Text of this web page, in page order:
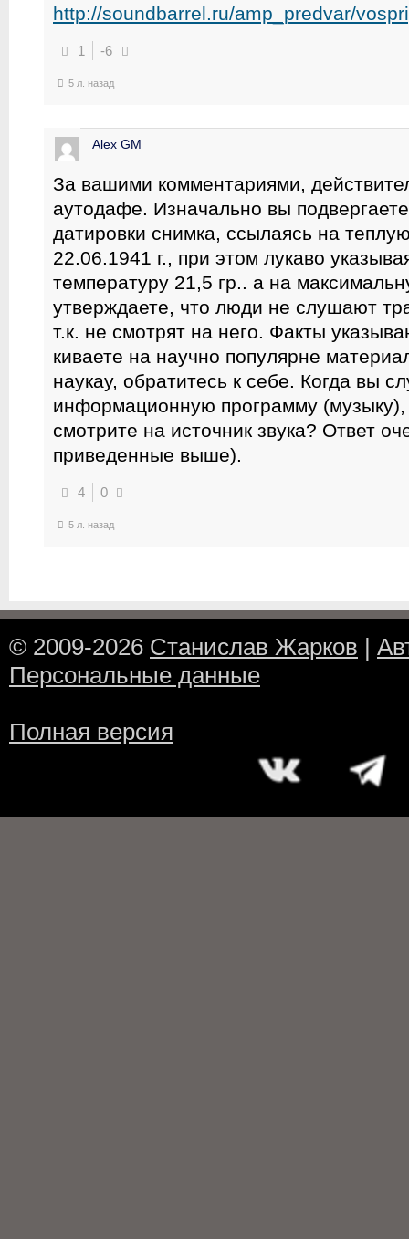
http://soundbarrel.ru/amp_predvar/
1 -6
5 л. назад
Alex GM
За вашими комментариями,
аутодафе. Изначально вы
датировки снимка, ссылаясь на
22.06.1941 г., при этом лукаво
температуру 21,5 гр.. а на
утверждаете, что люди не слушают
т.к. не смотрят на него. Факты
киваете на научно популярне
наукау, обратитесь к себе. Когда вы
информационную программу (музыку),
смотрите на источник звука? Ответ
приведенные выше).
4 0
5 л. назад
© 2009-2026 Станислав Жарков |
Персональные данные
Полная версия